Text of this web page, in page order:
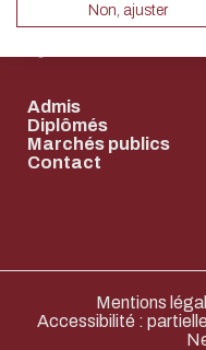
Admis
Diplômés
Marchés publics
Contact
Mentions
Accessibilité :
Non, ajuster